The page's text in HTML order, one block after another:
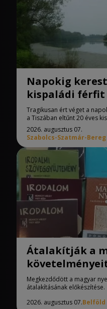
Napokig
kispaládi férfit
Tragikusan ért véget a
a Tiszában eltűnt 20 éves
2026. augusztus 07.
Szabolcs-Szatmár-
Átalakítják a
Megkezdődött a magyar
átalakításának előkészítése.
2026. augusztus 07.Belföld